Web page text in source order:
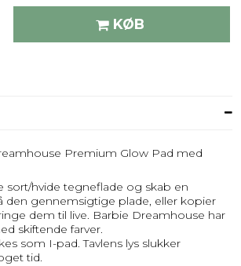
KØB
Premium Glow Pad med
sort/hvide tegneflade og skab en
den gennemsigtige plade, eller kopier
dem til live. Barbie Dreamhouse har
skiftende farver.
som I-pad. Tavlens lys slukker
tid.